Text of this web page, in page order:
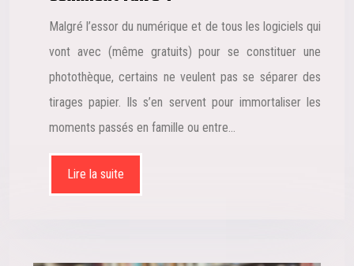
Malgré l’essor du numérique et de tous les logiciels qui
vont avec (même gratuits) pour se constituer une
photothèque, certains ne veulent pas se séparer des
tirages papier. Ils s’en servent pour immortaliser les
moments passés en famille ou entre…
Lire la suite